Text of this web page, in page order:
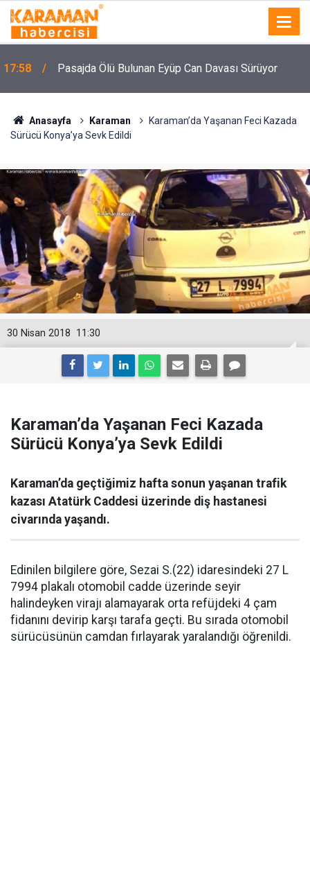
17:58 Pasajda Ölü Bulunan Eyüp Can Davası Sürüyor
Anasayfa Karaman
Karaman’da Yaşanan Feci Kazada
Sürücü Konya’ya Sevk Edildi
11:30
30 Nisan 2018
Karaman’da Yaşanan Feci Kazada
Sürücü Konya’ya Sevk Edildi
Karaman’da geçtiğimiz hafta sonun yaşanan trafik
kazası Atatürk Caddesi üzerinde diş hastanesi
civarında yaşandı.
Edinilen bilgilere göre, Sezai S.(22) idaresindeki 27 L
7994 plakalı otomobil cadde üzerinde seyir
halindeyken virajı alamayarak orta refüjdeki 4 çam
fidanını devirip karşı tarafa geçti. Bu sırada otomobil
sürücüsünün camdan fırlayarak yaralandığı öğrenildi.